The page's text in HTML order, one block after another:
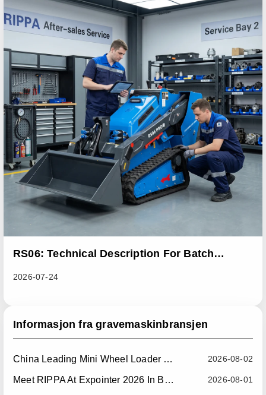
RS06: Technical Description For Batch
2026-07-24
Informasjon fra gravemaskinbransjen
2026-08-02
China Leading Mini Wheel Loader Supplier: Reliable Compact Wheel Loaders For Global Markets
2026-08-01
Meet RIPPA At Expointer 2026 In Brazil